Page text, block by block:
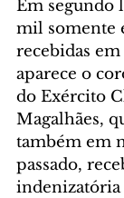
Em segundo
mil somente
recebidas
aparece o
do Exército
Magalhães,
também em
passado,
indenizatória